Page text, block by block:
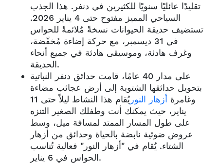
تقليدًا عائليًا سنويًا للكثيرين في دنفر. هذا الجذب
السياحي المميز مفتوح حتى 4 يناير 2026.
تستضيف حديقة الحيوانات نسخةً مُلائمةً للحواس
في 31 ديسمبر، مع حركة إضاءة مُخفّضة،
وغرف هادئة، وموسيقى هادئة في جميع أنحاء
الحديقة.
على مدار 40 عامًا، قامت حدائق دنفر النباتية
بتحويل حدائقها الشتوية إلى أرض عجائب مضاءة
وغامرة أزهار النور
يُقام هذا النشاط ليلاً حتى 11
يناير، حيث يمكنك أنت وطفلك الصغير التنزه
على طول المسار الممتد لمسافة ميل، وسط
عروض ضوئية نابضة بالحياة وحدائق من أزهار
الشتاء. يُقام في "أزهار النور" فعالية تُناسب
الحواس في 6 يناير.